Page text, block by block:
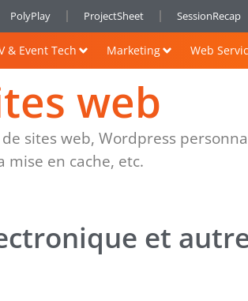
PolyPlay ProjectSheet SessionRecap
& Event Tech Marketing Web
web
sites web, Wordpress
en cache, etc.
et